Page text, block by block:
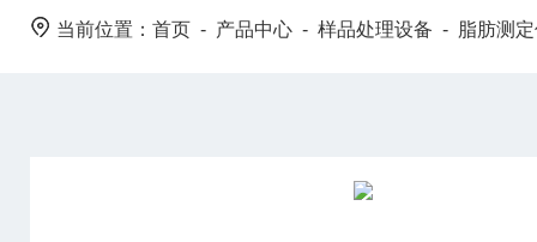
当前位置： 首页 - 产品中心 - 样品处理设备 - 脂肪测